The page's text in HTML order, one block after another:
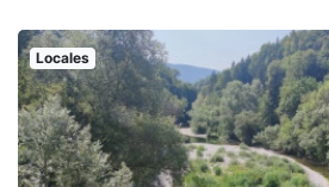
Locales